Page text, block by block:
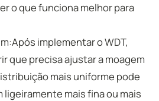
o que funciona melhor para
implementar o WDT,
que precisa ajustar a moagem
mais uniforme pode
ligeiramente mais fina ou mais